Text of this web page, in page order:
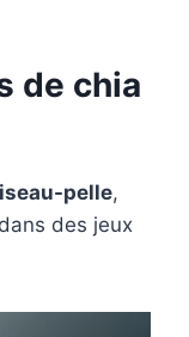
de chia
pelle,
des jeux